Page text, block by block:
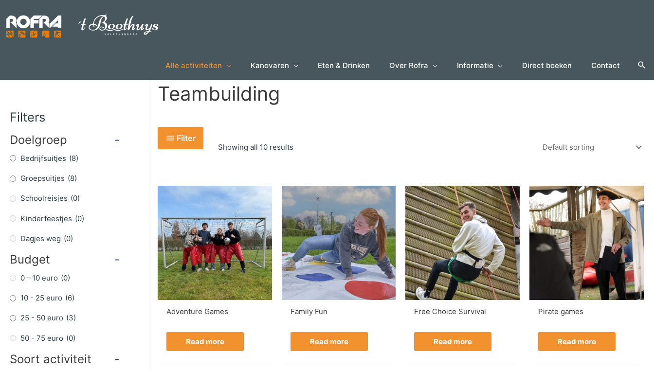
content
Alle activiteiten Kanovaren Eten & Drinken Over Rofra Informatie Direct boeken Contact
Filters
Doelgroep -
Bedrijfsuitjes (8)
Groepsuitjes (8)
Schoolreisjes (0)
Kinderfeestjes (0)
Dagjes weg (0)
Budget -
0 - 10 euro (0)
10 - 25 euro (6)
25 - 50 euro (3)
50 - 75 euro (0)
Soort activiteit -
Teambuilding
Filter
Showing all 10 results
Adventure Games
Read more
Family Fun
Read more
Free Choice Survival
Read more
Pirate games
Read more